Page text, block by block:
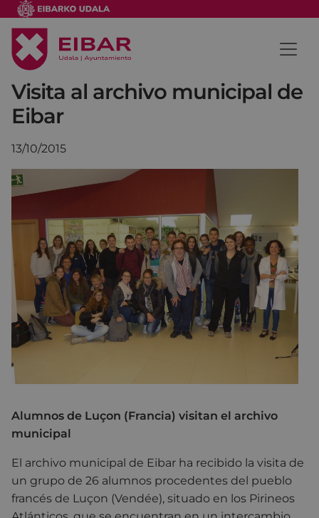
Visita al archivo municipal de
Eibar
13/10/2015
Alumnos de Luçon (Francia) visitan el archivo
municipal
El archivo municipal de Eibar ha recibido la visita de
un grupo de 26 alumnos procedentes del pueblo
francés de Luçon (Vendée), situado en los Pirineos